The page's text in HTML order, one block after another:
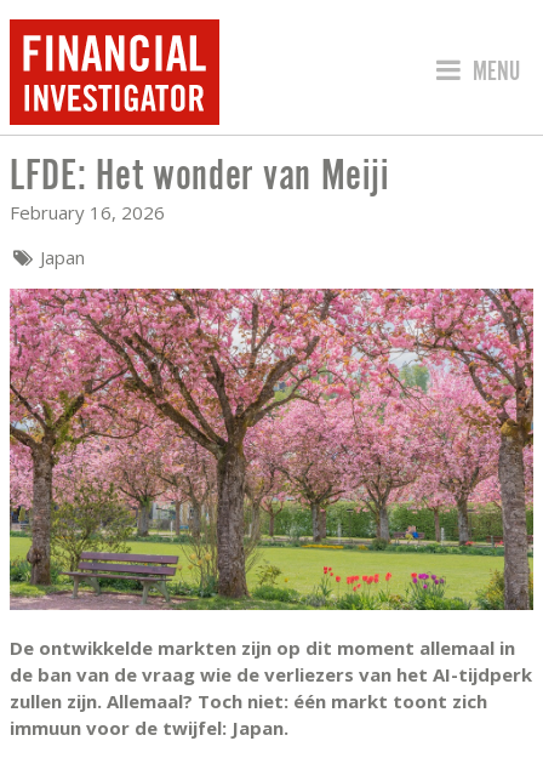
JUMP
MENU
LFDE: HET WONDER VAN MEIJI
LFDE: Het wonder van Meiji
February 16, 2026
Japan
De ontwikkelde markten zijn op dit moment allemaal in
de ban van de vraag wie de verliezers van het AI-tijdperk
zullen zijn. Allemaal? Toch niet: één markt toont zich
immuun voor de twijfel: Japan.